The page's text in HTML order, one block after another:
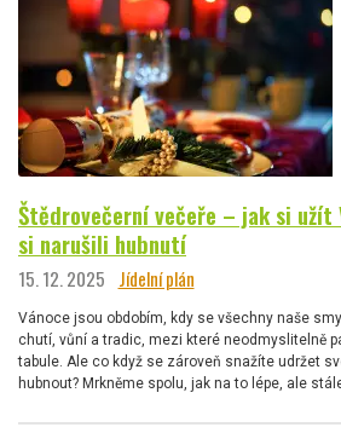
Štědrovečerní večeře – jak si užít
si narušili hubnutí
15. 12. 2025 Jídelní plán
Vánoce jsou obdobím, kdy se všechny naše
chutí, vůní a tradic, mezi které neodmyslitelně
tabule. Ale co když se zároveň snažíte udržet
hubnout? Mrkněme spolu, jak na to lépe, ale